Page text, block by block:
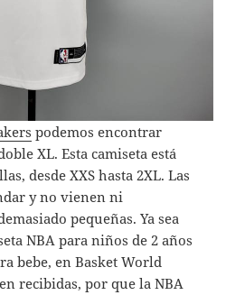
podemos encontrar
XL. Esta camiseta está
desde XXS hasta 2XL. Las
y no vienen ni
pequeñas. Ya sea
NBA para niños de 2 años
bebe, en Basket World
recibidas, por que la NBA